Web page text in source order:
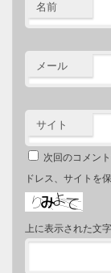
名前
メール
サイト
次回のコメン
ドレス、サイトを保
上に表示された文